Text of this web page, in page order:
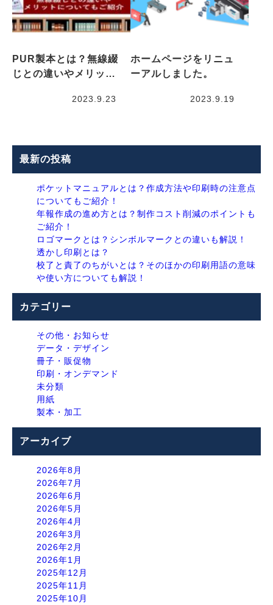
PUR製本とは？無線綴
じとの違いやメリッ…
2023.9.23
ホームページをリニュ
ーアルしました。
2023.9.19
最新の投稿
ポケットマニュアルとは？作成方法や印刷時の注意点
についてもご紹介！
年報作成の進め方とは？制作コスト削減のポイントも
ご紹介！
ロゴマークとは？シンボルマークとの違いも解説！
透かし印刷とは？
校了と責了のちがいとは？そのほかの印刷用語の意味
や使い方についても解説！
カテゴリー
その他・お知らせ
データ・デザイン
冊子・販促物
印刷・オンデマンド
未分類
用紙
製本・加工
アーカイブ
2026年8月
2026年7月
2026年6月
2026年5月
2026年4月
2026年3月
2026年2月
2026年1月
2025年12月
2025年11月
2025年10月